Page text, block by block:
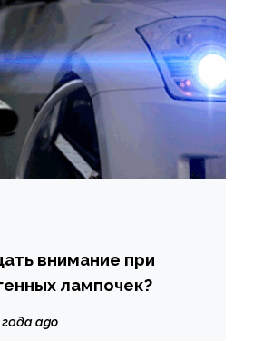
внимание при
лампочек?
ago